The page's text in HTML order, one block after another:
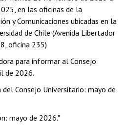
en las oficinas de la
y Comunicaciones ubicadas en la
de Chile (Avenida Libertador
oficina 235)
para informar al Consejo
de 2026.
del Consejo Universitario: mayo de
mayo de 2026."